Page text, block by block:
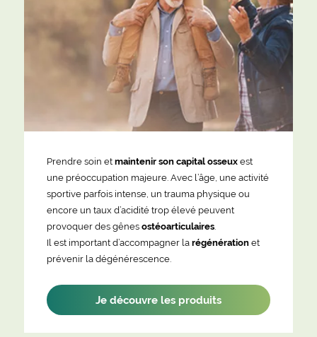
Prendre soin etmaintenir son capital osseux est
une préoccupation majeure. Avec l’âge, une activité
sportive parfois intense, un trauma physique ou
encore un taux d’acidité trop élevé peuvent
provoquer des gênesostéoarticulaires.
Il est important d’accompagner larégénération et
prévenir la dégénérescence.
Je découvre les produits